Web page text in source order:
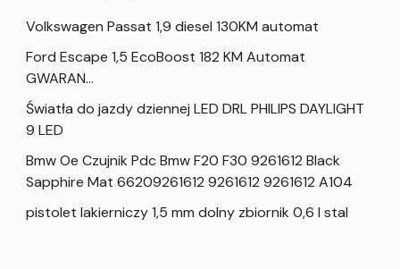
Volkswagen Passat 1,9 diesel 130KM automat
Ford Escape 1,5 EcoBoost 182 KM Automat
GWARAN…
Światła do jazdy dziennej LED DRL PHILIPS DAYLIGHT
9 LED
Bmw Oe Czujnik Pdc Bmw F20 F30 9261612 Black
Sapphire Mat 66209261612 9261612 9261612 A104
pistolet lakierniczy 1,5 mm dolny zbiornik 0,6 l stal